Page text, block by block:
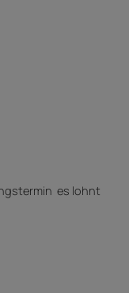
 es lohnt